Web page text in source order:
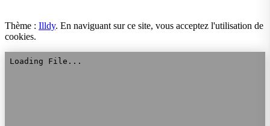
Thème : Illdy. En naviguant sur ce site, vous acceptez l'utilisation de
cookies.